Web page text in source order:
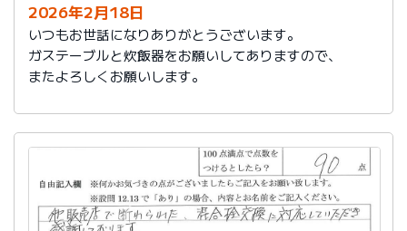
2026年2月18日
いつもお世話になりありがとうございます。
ガステーブルと炊飯器をお願いしてありますので、
またよろしくお願いします。